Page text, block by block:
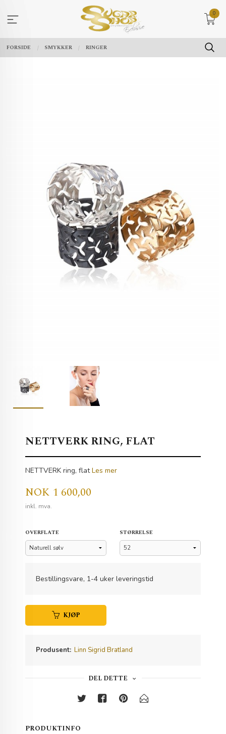
innholdet
0
FORSIDE SMYKKER RINGER
NETTVERK RING, FLAT
NETTVERK ring, flatLes mer
Pris
NOK 1 600,00
inkl. mva.
OVERFLATE STØRRELSE
Bestillingsvare, 1-4 uker leveringstid
KJØP
Produsent: Linn Sigrid Bratland
DEL DETTE
PRODUKTINFO